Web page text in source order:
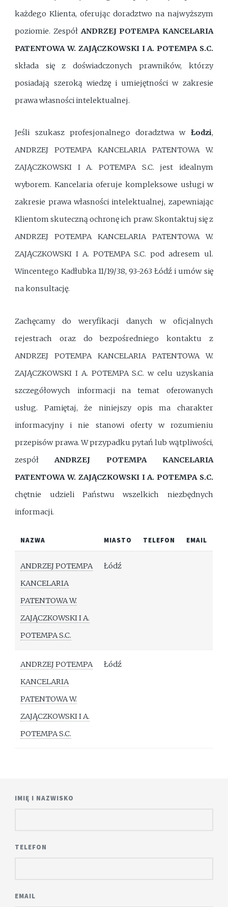
każdego Klienta, oferując doradztwo na najwyższym
poziomie. ZespółANDRZEJ POTEMPA KANCELARIA
PATENTOWA W. ZAJĄCZKOWSKI I A. POTEMPA S.C.
składa się z doświadczonych prawników, którzy
posiadają szeroką wiedzę i umiejętności w zakresie
prawa własności intelektualnej.
Jeśli szukasz profesjonalnego doradztwa w Łodzi,
ANDRZEJ POTEMPA KANCELARIA PATENTOWA W.
ZAJĄCZKOWSKI I A. POTEMPA S.C. jest idealnym
wyborem. Kancelaria oferuje kompleksowe usługi w
zakresie prawa własności intelektualnej, zapewniając
Klientom skuteczną ochronę ich praw. Skontaktuj się z
ANDRZEJ POTEMPA KANCELARIA PATENTOWA W.
ZAJĄCZKOWSKI I A. POTEMPA S.C. pod adresem ul.
Wincentego Kadłubka 11/19/38, 93-263 Łódź i umów się
na konsultację.
Zachęcamy do weryfikacji danych w oficjalnych
rejestrach oraz do bezpośredniego kontaktu z
ANDRZEJ POTEMPA KANCELARIA PATENTOWA W.
ZAJĄCZKOWSKI I A. POTEMPA S.C. w celu uzyskania
szczegółowych informacji na temat oferowanych
usług. Pamiętaj, że niniejszy opis ma charakter
informacyjny i nie stanowi oferty w rozumieniu
przepisów prawa. W przypadku pytań lub wątpliwości,
zespółANDRZEJ POTEMPA KANCELARIA
PATENTOWA W. ZAJĄCZKOWSKI I A. POTEMPA S.C.
chętnie udzieli Państwu wszelkich niezbędnych
informacji.
NAZWA MIASTO TELEFON EMAIL
ANDRZEJ POTEMPA
KANCELARIA
PATENTOWA W.
ZAJĄCZKOWSKI I A.
POTEMPA S.C.
Łódź
ANDRZEJ POTEMPA
KANCELARIA
PATENTOWA W.
ZAJĄCZKOWSKI I A.
POTEMPA S.C.
Łódź
IMIĘ I NAZWISKO
TELEFON
EMAIL